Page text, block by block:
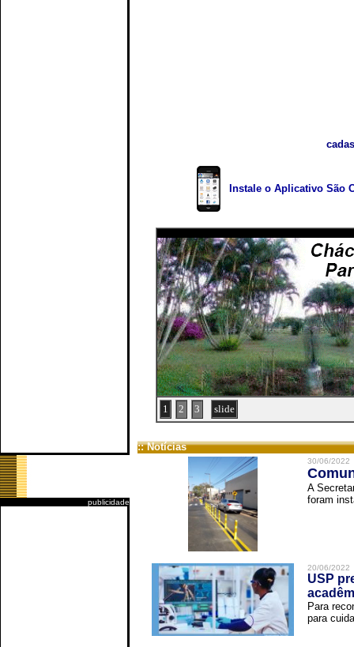
publicidade
Instale o Aplicativo São
1 2 3 slide
:: Notícias
30/06/2022
A
foram
20/06/2022
USP
Para
para